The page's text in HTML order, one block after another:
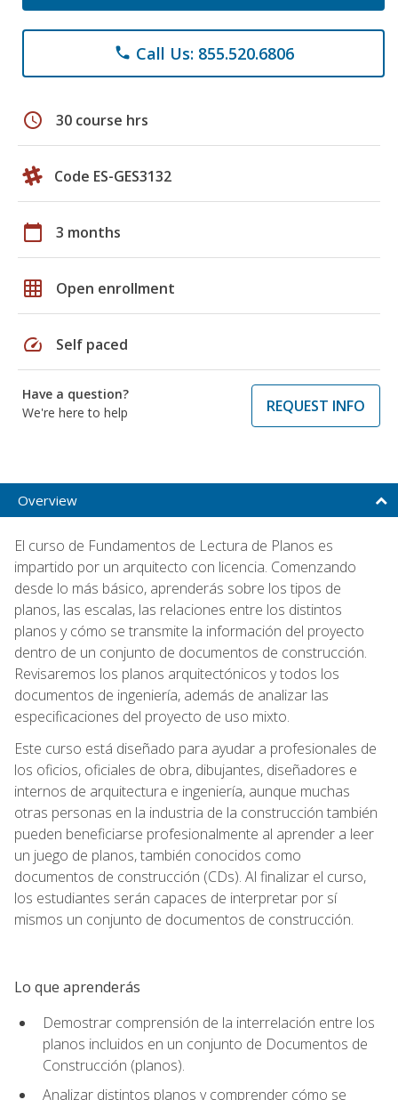
phone Call Us: 855.520.6806
schedule 30 course hrs
Code ES-GES3132
calendar_today 3 months
grid_on Open enrollment
speed Self paced
Have a question?
We're here to help
REQUEST INFO
Overview
El curso de Fundamentos de Lectura de Planos es
impartido por un arquitecto con licencia. Comenzando
desde lo más básico, aprenderás sobre los tipos de
planos, las escalas, las relaciones entre los distintos
planos y cómo se transmite la información del proyecto
dentro de un conjunto de documentos de construcción.
Revisaremos los planos arquitectónicos y todos los
documentos de ingeniería, además de analizar las
especificaciones del proyecto de uso mixto.
Este curso está diseñado para ayudar a profesionales de
los oficios, oficiales de obra, dibujantes, diseñadores e
internos de arquitectura e ingeniería, aunque muchas
otras personas en la industria de la construcción también
pueden beneficiarse profesionalmente al aprender a leer
un juego de planos, también conocidos como
documentos de construcción (CDs). Al finalizar el curso,
los estudiantes serán capaces de interpretar por sí
mismos un conjunto de documentos de construcción.
Lo que aprenderás
Demostrar comprensión de la interrelación entre los
planos incluidos en un conjunto de Documentos de
Construcción (planos).
Analizar distintos planos y comprender cómo se